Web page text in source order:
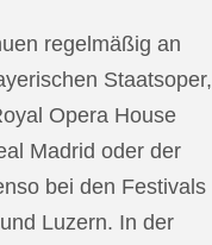
regelmäßig an
Staatsoper,
Opera House
Madrid oder der
bei den Festivals
Luzern. In der